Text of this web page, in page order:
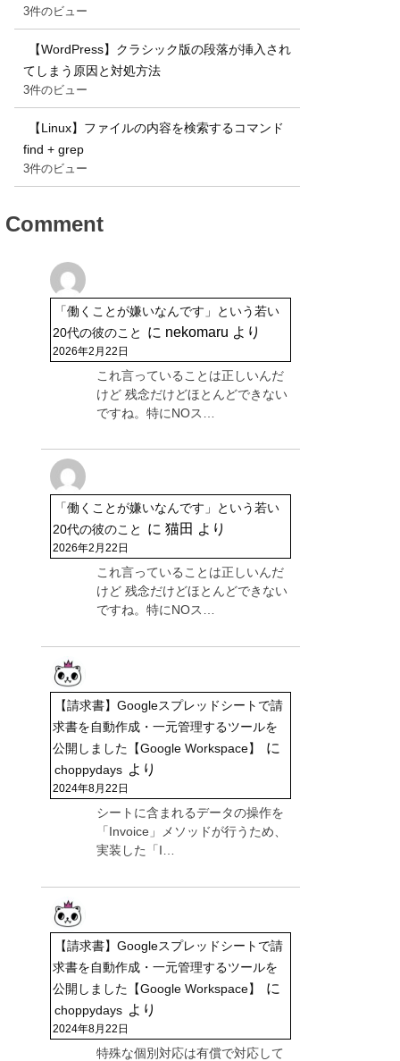
3件のビュー
【WordPress】クラシック版の段落が挿入され
てしまう原因と対処方法
3件のビュー
【Linux】ファイルの内容を検索するコマンド
find + grep
3件のビュー
Comment
「働くことが嫌いなんです」という若い
20代の彼のこと
に nekomaru より
2026年2月22日
これ言っていることは正しいんだ
けど 残念だけどほとんどできない
ですね。特にNOス…
「働くことが嫌いなんです」という若い
20代の彼のこと
に 猫田 より
2026年2月22日
これ言っていることは正しいんだ
けど 残念だけどほとんどできない
ですね。特にNOス…
【請求書】Googleスプレッドシートで請
求書を自動作成・一元管理するツールを
公開しました【Google Workspace】
に
choppydays より
2024年8月22日
シートに含まれるデータの操作を
「Invoice」メソッドが行うため、
実装した「I…
【請求書】Googleスプレッドシートで請
求書を自動作成・一元管理するツールを
公開しました【Google Workspace】
に
choppydays より
2024年8月22日
特殊な個別対応は有償で対応して